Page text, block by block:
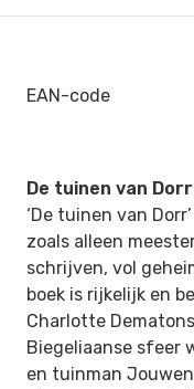
EAN-code
De tuinen van Dorr
‘De tuinen van
zoals alleen
schrijven, vol
boek is rijkelijk en
Charlotte
Biegeliaanse sfeer
en tuinman